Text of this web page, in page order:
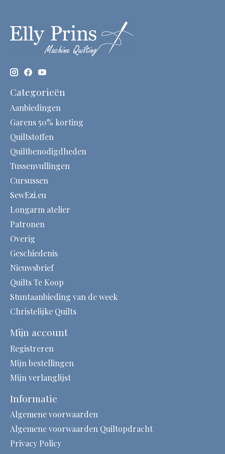
Categorieën
Aanbiedingen
Garens 50% korting
Quiltstoffen
Quiltbenodigdheden
Tussenvullingen
Cursussen
SewEzi.eu
Longarm atelier
Patronen
Overig
Geschiedenis
Nieuwsbrief
Quilts Te Koop
Stuntaanbieding van de week
Christelijke Quilts
Mijn account
Registreren
Mijn bestellingen
Mijn verlanglijst
Informatie
Algemene voorwaarden
Algemene voorwaarden Quiltopdracht
Privacy Policy